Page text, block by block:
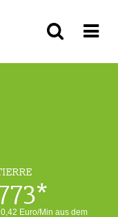
Euro/Min aus dem